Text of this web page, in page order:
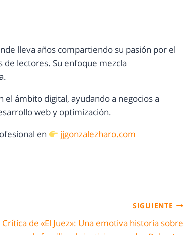
lleva años compartiendo su pasión por el
de lectores. Su enfoque mezcla
ámbito digital, ayudando a negocios a
web y optimización.
en
jjgonzalezharo.com
SIGUIENTE
Crítica de «El Juez»: Una emotiva historia sobre